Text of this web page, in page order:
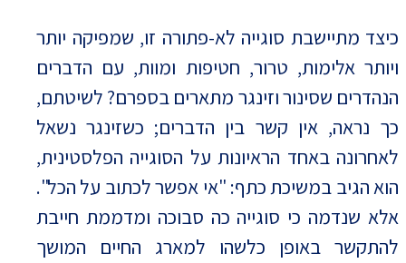
כיצד מתיישבת סוגייה לא-פתורה זו, שמפיקה יותר
ויותר אלימות, טרור, חטיפות ומוות, עם הדברים
הנהדרים שסינור וזינגר מתארים בספרם? לשיטתם,
כך נראה, אין קשר בין הדברים; כשזינגר נשאל
לאחרונה באחד הראיונות על הסוגייה הפלסטינית,
הוא הגיב במשיכת כתף: "אי אפשר לכתוב על הכל".
אלא שנדמה כי סוגייה כה סבוכה ומדממת חייבת
להתקשר באופן כלשהו למארג החיים המושך